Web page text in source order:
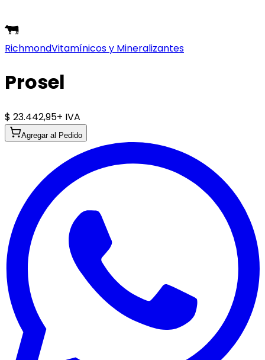
RichmondVitamínicos y Mineralizantes
Prosel
$ 23.442,95+ IVA
Agregar al Pedido